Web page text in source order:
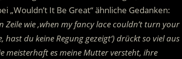
„Wouldn’t It Be Great“ ähnliche Gedanken:
wie ‚when my fancy lace couldn’t turn your
du keine Regung gezeigt‘) drückt so viel aus
meisterhaft es meine Mutter versteht, ihre